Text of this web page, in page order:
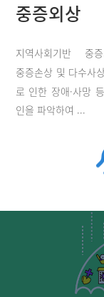
중증외상
지역사회기반 중증
중증손상 및 다수사
로 인한 장애·사망
인을 파악하여 ...